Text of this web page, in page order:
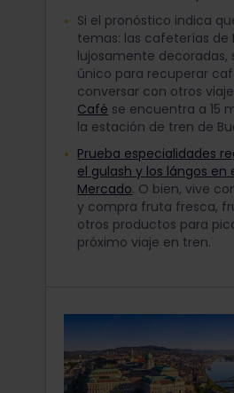
Si el pronóstico indica
temas: las cafeterías de
lujosamente decoradas,
único para recuperar
conversar con otros
Café se encuentra a 15
la estación de tren de
Prueba especialidades
el gulash y los lángos en
Mercado. O bien, vive
y compra fruta fresca,
otros productos para
próximo viaje en tren.